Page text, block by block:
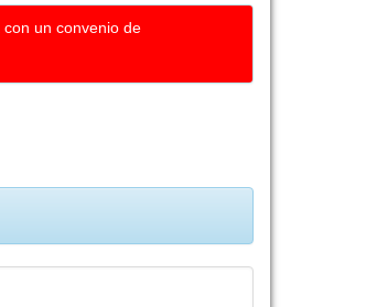
un convenio de